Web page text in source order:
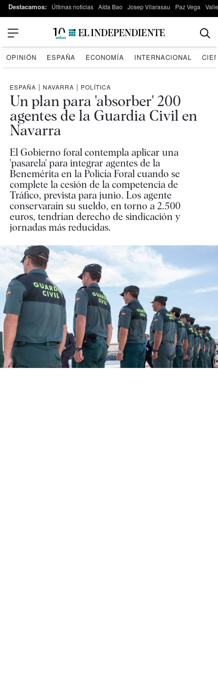
Destacamos: Últimas noticias Aída Bao Josep Vilarasau Paz Vega
OPINIÓN ESPAÑA ECONOMÍA INTERNACIONAL
ESPAÑA | NAVARRA | POLÍTICA
Un plan para 'absorber' 200
agentes de la Guardia Civil en
Navarra
El Gobierno foral contempla aplicar una
'pasarela' para integrar agentes de la
Benemérita en la Policía Foral cuando se
complete la cesión de la competencia de
Tráfico, prevista para junio. Los agente
conservaraín su sueldo, en torno a 2.500
euros, tendrían derecho de sindicación y
jornadas más reducidas.